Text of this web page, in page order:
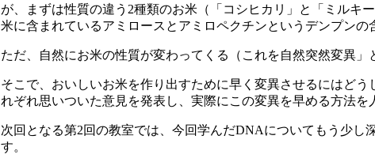
が、まずは性質の違う2種類のお米（「コシヒカリ」と「ミルキ
米に含まれているアミロースとアミロペクチンというデンプンの
ただ、自然にお米の性質が変わってくる（これを自然突然変異」
そこで、おいしいお米を作り出すために早く変異させるにはど
れぞれ思いついた意見を発表し、実際にこの変異を早める方法を
次回となる第2回の教室では、今回学んだDNAについてもう少
す。